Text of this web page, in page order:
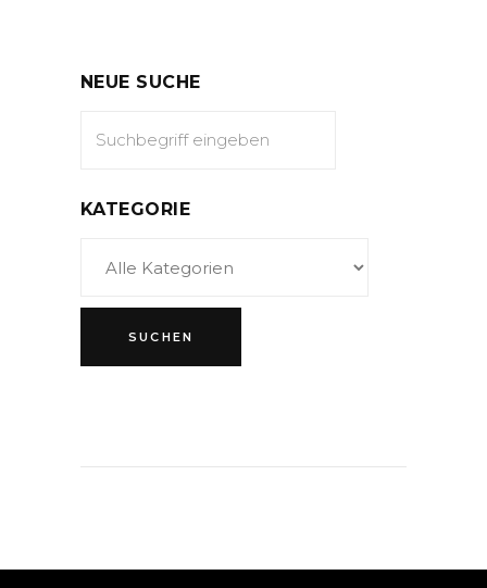
NEUE SUCHE
KATEGORIE